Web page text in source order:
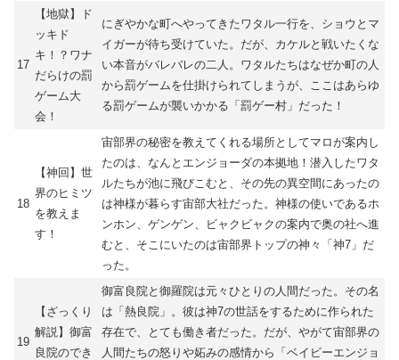
17
【地獄】ド
ッキド
キ！？ワナ
だらけの罰
ゲーム大
会！
にぎやかな町へやってきたワタル一行を、ショウとマ
イガーが待ち受けていた。だが、カケルと戦いたくな
い本音がバレバレの二人。ワタルたちはなぜか町の人
から罰ゲームを仕掛けられてしまうが、ここはあらゆ
る罰ゲームが襲いかかる「罰ゲー村」だった！
18
【神回】世
界のヒミツ
を教えま
す！
宙部界の秘密を教えてくれる場所としてマロが案内し
たのは、なんとエンジョーダの本拠地！潜入したワタ
ルたちが池に飛びこむと、その先の異空間にあったの
は神様が暮らす宙部大社だった。神様の使いであるホ
ンホン、ゲンゲン、ビャクビャクの案内で奥の社へ進
むと、そこにいたのは宙部界トップの神々「神7」だ
った。
19
【ざっくり
解説】御富
良院のでき
御富良院と御羅院は元々ひとりの人間だった。その名
は「熱良院」。彼は神7の世話をするために作られた
存在で、とても働き者だった。だが、やがて宙部界の
人間たちの怒りや妬みの感情から「ベイビーエンジョ